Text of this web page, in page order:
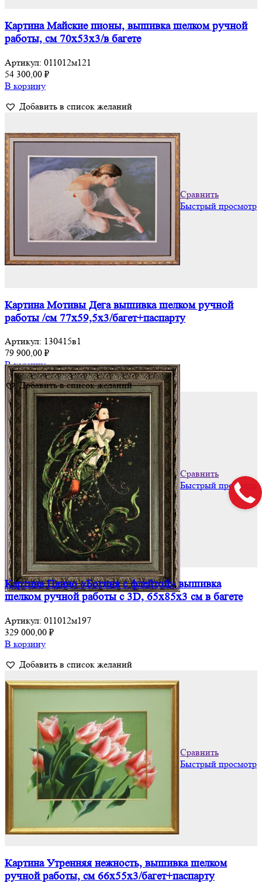
Картина Майские пионы, вышивка шелком ручной
работы, см 70х53х3/в багете
Артикул: 011012м121
54 300,00 ₽
В корзину
Добавить в список желаний
Сравнить
Быстрый просмотр
Картина Мотивы Дега вышивка шелком ручной
работы /см 77х59,5х3/багет+паспарту
Артикул: 130415в1
79 900,00 ₽
В корзину
Добавить в список желаний
Сравнить
Быстрый просмотр
Картина Панно «Богиня с флейтой» вышивка
шелком ручной работы с 3D, 65х85х3 см в багете
Артикул: 011012м197
329 000,00 ₽
В корзину
Добавить в список желаний
Сравнить
Быстрый просмотр
Картина Утренняя нежность, вышивка шелком
ручной работы, см 66х55х3/багет+паспарту